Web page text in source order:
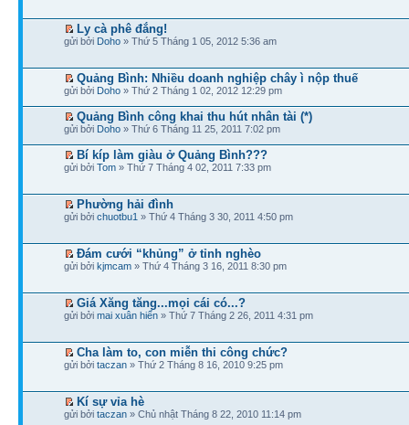
Ly cà phê đắng!
gửi bởi Doho » Thứ 5 Tháng 1 05, 2012 5:36 am
Quảng Bình: Nhiều doanh nghiệp chây ì nộp thuế
gửi bởi Doho » Thứ 2 Tháng 1 02, 2012 12:29 pm
Quảng Bình công khai thu hút nhân tài (*)
gửi bởi Doho » Thứ 6 Tháng 11 25, 2011 7:02 pm
Bí kíp làm giàu ở Quảng Bình???
gửi bởi Tom » Thứ 7 Tháng 4 02, 2011 7:33 pm
Phường hải đình
gửi bởi chuotbu1 » Thứ 4 Tháng 3 30, 2011 4:50 pm
Đám cưới “khủng” ở tỉnh nghèo
gửi bởi kjmcam » Thứ 4 Tháng 3 16, 2011 8:30 pm
Giá Xăng tăng...mọi cái có...?
gửi bởi mai xuân hiển » Thứ 7 Tháng 2 26, 2011 4:31 pm
Cha làm to, con miễn thi công chức?
gửi bởi taczan » Thứ 2 Tháng 8 16, 2010 9:25 pm
Kí sự vỉa hè
gửi bởi taczan » Chủ nhật Tháng 8 22, 2010 11:14 pm